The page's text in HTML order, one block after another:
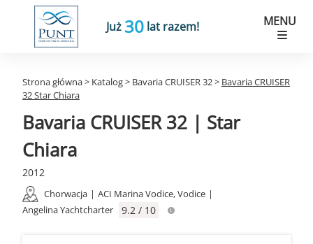
Już 30 lat razem! MENU
Strona główna> Katalog> Bavaria CRUISER 32> Bavaria CRUISER
32 Star Chiara
Bavaria CRUISER 32 | Star
Chiara
2012
Chorwacja | ACI Marina Vodice, Vodice |
Angelina Yachtcharter
9.2 / 10